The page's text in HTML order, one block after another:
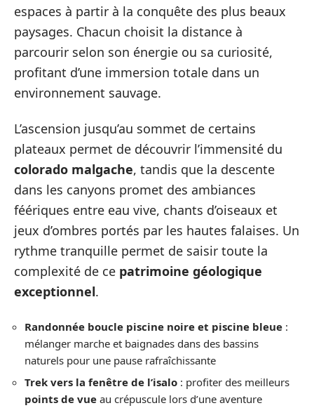
espaces à partir à la conquête des plus beaux
paysages. Chacun choisit la distance à
parcourir selon son énergie ou sa curiosité,
profitant d’une immersion totale dans un
environnement sauvage.
L’ascension jusqu’au sommet de certains
plateaux permet de découvrir l’immensité du
colorado malgache, tandis que la descente
dans les canyons promet des ambiances
féériques entre eau vive, chants d’oiseaux et
jeux d’ombres portés par les hautes falaises. Un
rythme tranquille permet de saisir toute la
complexité de ce patrimoine géologique
exceptionnel.
Randonnée boucle piscine noire et piscine bleue :
mélanger marche et baignades dans des bassins
naturels pour une pause rafraîchissante
Trek vers la fenêtre de l’isalo : profiter des meilleurs
points de vue au crépuscule lors d’une aventure